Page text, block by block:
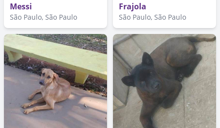
Messi
São Paulo, São Paulo
Frajola
São Paulo, São Paulo